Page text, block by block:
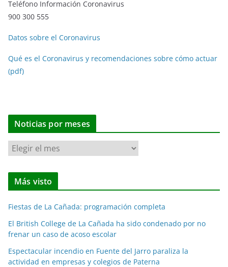
Teléfono Información Coronavirus
900 300 555
Datos sobre el Coronavirus
Qué es el Coronavirus y recomendaciones sobre cómo actuar
(pdf)
Noticias por meses
N
o
t
i
a
s
p
o
Más visto
Fiestas de La Cañada: programación completa
El British College de La Cañada ha sido condenado por no
frenar un caso de acoso escolar
Espectacular incendio en Fuente del Jarro paraliza la
actividad en empresas y colegios de Paterna